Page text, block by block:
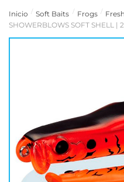
Inicio / Soft Baits / Frogs /
SHOWERBLOWS SOFT SHELL |